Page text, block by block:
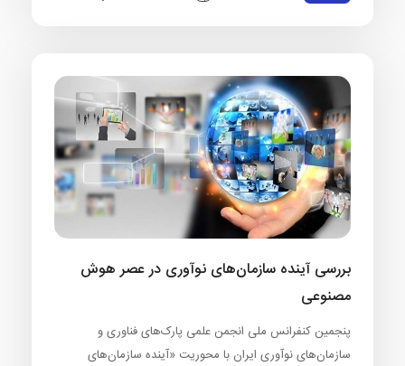
بررسی آینده سازمان‌های نوآوری در عصر هوش
مصنوعی
پنجمین کنفرانس ملی انجمن علمی پارک‌های فناوری و
سازمان‌های نوآوری ایران با محوریت «آینده سازمان‌های